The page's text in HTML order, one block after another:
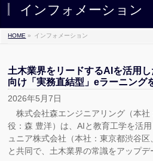
インフォメーション
HOME » インフォメーション
土木業界をリードするAIを活用
向け「実務直結型」eラーニング
2026年5月7日
株式会社森エンジニアリング（本社
役：森 豊洋）は、AIと教育工学を活
ュニア株式会社（本社：東京都渋谷区
と共同で、土木業界の常識をアップデ